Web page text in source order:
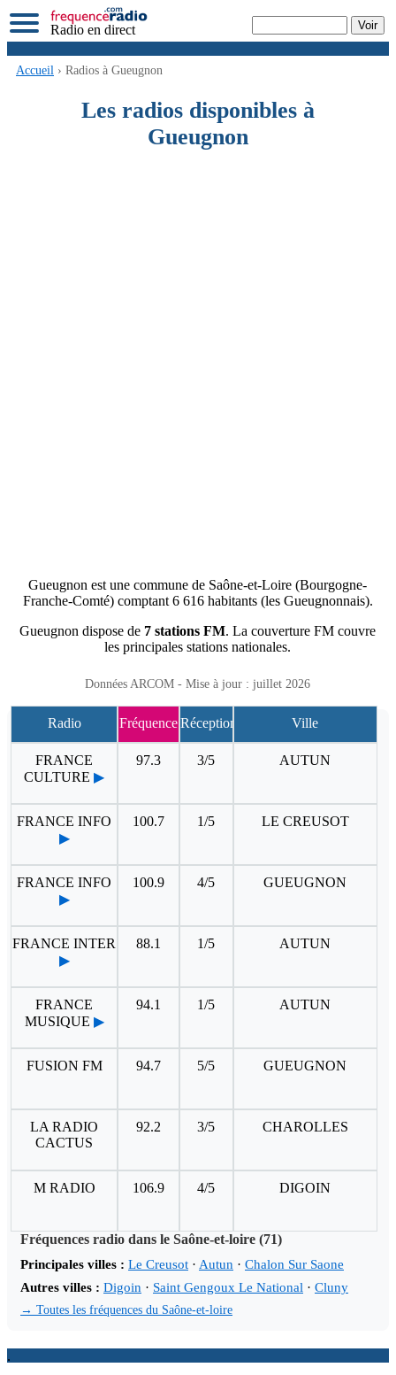
Radio en direct
Accueil › Radios à Gueugnon
Les radios disponibles à
Gueugnon
Gueugnon est une commune de Saône-et-Loire (Bourgogne-
Franche-Comté) comptant 6 616 habitants (les Gueugnonnais).
Gueugnon dispose de 7 stations FM. La couverture FM couvre
les principales stations nationales.
Données ARCOM - Mise à jour : juillet 2026
Radio FréquenceRéception Ville
FRANCE
CULTURE ▶
97.3 3/5 AUTUN
FRANCE INFO
▶
100.7 1/5 LE CREUSOT
FRANCE INFO
▶
100.9 4/5 GUEUGNON
FRANCE INTER
▶
88.1 1/5 AUTUN
FRANCE
MUSIQUE ▶
94.1 1/5 AUTUN
FUSION FM 94.7 5/5 GUEUGNON
LA RADIO
CACTUS
92.2 3/5 CHAROLLES
M RADIO 106.9 4/5 DIGOIN
Fréquences radio dans le Saône-et-loire (71)
Principales villes : Le Creusot · Autun · Chalon Sur Saone
Autres villes : Digoin · Saint Gengoux Le National · Cluny
→ Toutes les fréquences du Saône-et-loire
.